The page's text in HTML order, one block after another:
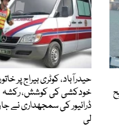
حیدرآباد، کوٹری بیراج پر
خودکشی کی کوشش، رکشہ
ڈرائیور کی سمجھداری نے
لی